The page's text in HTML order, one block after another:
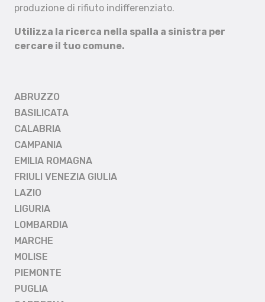
produzione di rifiuto indifferenziato.
Utilizza la ricerca nella spalla a sinistra per
cercare il tuo comune.
ABRUZZO
BASILICATA
CALABRIA
CAMPANIA
EMILIA ROMAGNA
FRIULI VENEZIA GIULIA
LAZIO
LIGURIA
LOMBARDIA
MARCHE
MOLISE
PIEMONTE
PUGLIA